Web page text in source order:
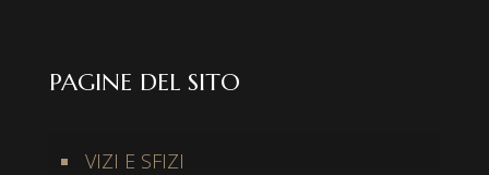
PAGINE DEL SITO
VIZI E SFIZI